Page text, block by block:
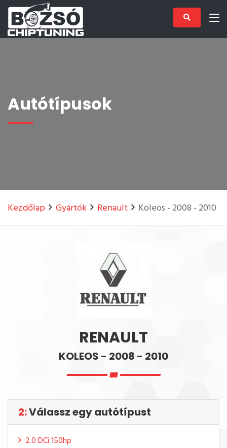
Autótípusok
Kezdőlap Gyártók Renault Koleos - 2008 - 2010
RENAULT
KOLEOS - 2008 - 2010
2:Válassz egy autótípust
2.0 DCi 150hp